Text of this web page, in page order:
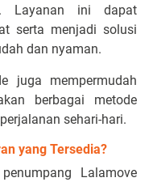
Layanan ini dapat
serta menjadi solusi
dan nyaman.
juga mempermudah
berbagai metode
sehari-hari.
yang Tersedia?
Lalamove